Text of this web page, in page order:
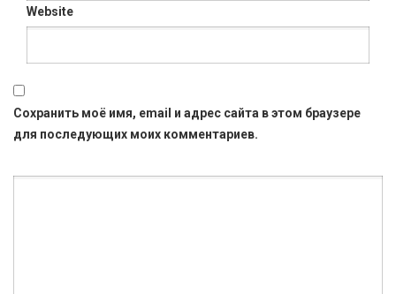
Website
Сохранить моё имя, email и адрес сайта в этом браузере
для последующих моих комментариев.